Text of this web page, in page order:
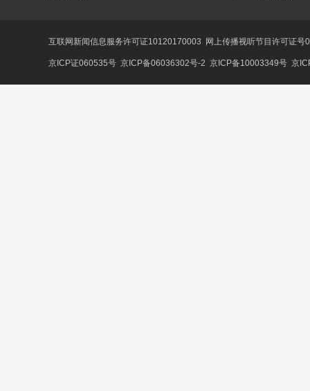
互联网新闻信息服务许可证10120170003 网上传播视听节目许可证
京ICP证060535号 京ICP备06036302号-2 京ICP备10003349号 京